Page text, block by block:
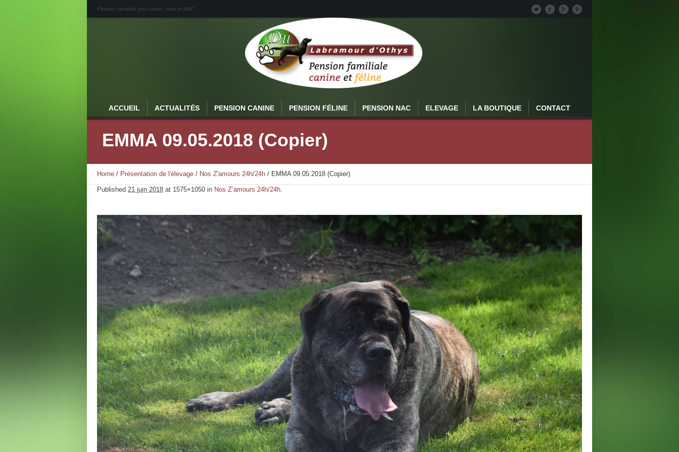
Pension familiale pour chien, chat et NAC
ACCUEIL ACTUALITÉS PENSION CANINE PENSION FÉLINE PENSION NAC ELEVAGE LA BOUTIQUE CONTACT
EMMA 09.05.2018 (Copier)
Home / Présentation de l'élevage / Nos Z'amours 24h/24h / EMMA 09.05.2018 (Copier)
Published 21 juin 2018 at 1575×1050 in Nos Z’amours 24h/24h.